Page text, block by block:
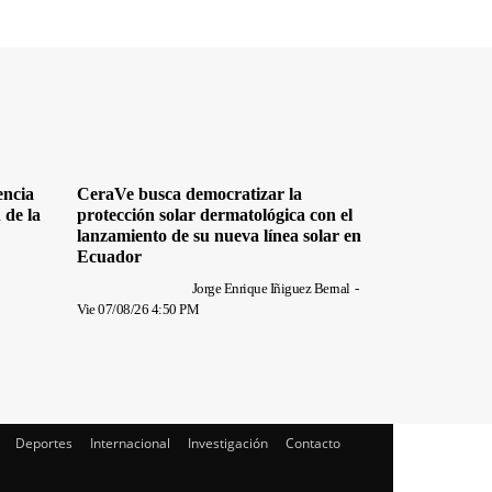
la
CeraVe busca democratizar la
protección solar dermatológica con el
lanzamiento de su nueva línea solar en
Ecuador
Jorge Enrique Iñiguez Bernal -
Vie 07/08/26 4:50 PM
Deportes Internacional Investigación Contacto